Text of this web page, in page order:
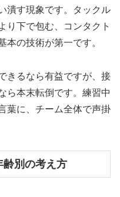
潰す現象です。タックル
り下で包む、コンタクト
本の技術が第一です。
きるなら有益ですが、接
ら本末転倒です。練習中
葉に、チーム全体で声掛
齢別の考え方